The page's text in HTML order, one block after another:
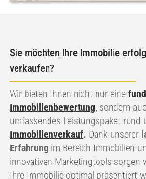
Sie möchten Ihre Immobilie
verkaufen?
Wir bieten Ihnen nicht nur eine
Immobilienbewertung, sondern
umfassendes Leistungspaket rund
Immobilienverkauf. Dank unserer
Erfahrung im Bereich Immobilien
innovativen Marketingtools sorgen
Ihre Immobilie optimal präsentiert